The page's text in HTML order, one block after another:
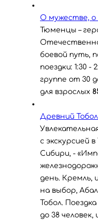
О мужестве, о
Тюменцы –
боевой путь,
поездки: 1:30 -
группе от 30
для взрослых
Древний
с экскурсией
Сибири, -
день. Кремль,
на выбор,
Тобол.
до 38